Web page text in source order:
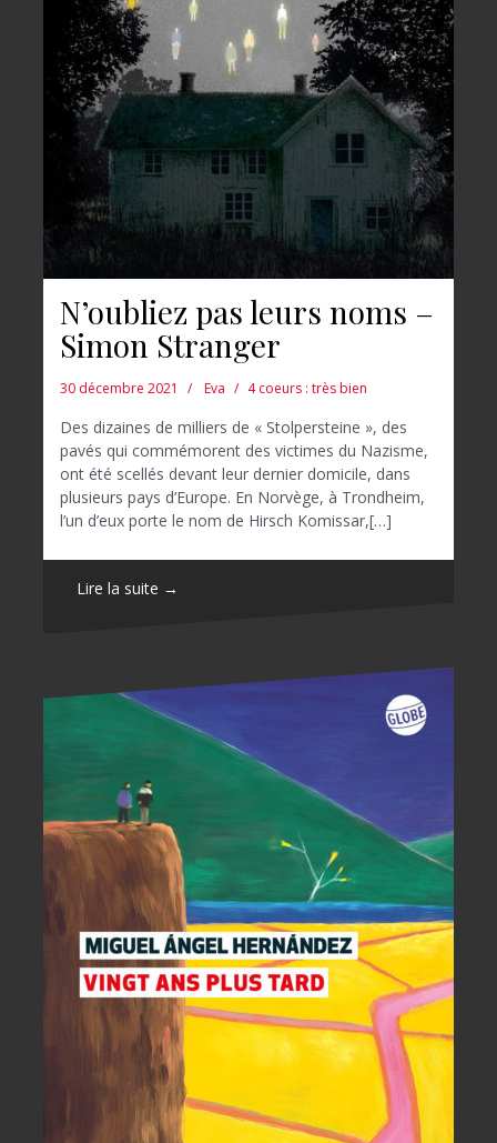
N’oubliez pas leurs noms –
Simon Stranger
30 décembre 2021 Eva 4 coeurs : très bien
Des dizaines de milliers de « Stolpersteine », des
pavés qui commémorent des victimes du Nazisme,
ont été scellés devant leur dernier domicile, dans
plusieurs pays d’Europe. En Norvège, à Trondheim,
l’un d’eux porte le nom de Hirsch Komissar,[…]
Lire la suite →